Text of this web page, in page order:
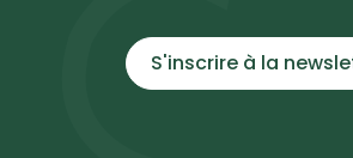
S'inscrire à la